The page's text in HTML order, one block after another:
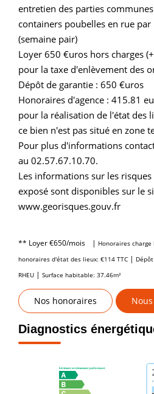
entretien des parties
containers poubelles en rue
(semaine pair)
Loyer 650 €uros hors charges
pour la taxe d'enlèvement des
Dépôt de garantie : 650 €uros
Honoraires d'agence : 415.81
pour la réalisation de l'état des
ce bien n'est pas situé en zone
Pour plus d'informations
au 02.57.67.10.70.
Les informations sur les
exposé sont disponibles sur le
www.georisques.gouv.fr
** Loyer €650/mois | Honoraires
honoraires d'état des lieux: €114 TTC |
RHEU | Surface habitable: 37.46m²
Nos honoraires
Diagnostics